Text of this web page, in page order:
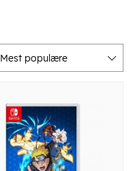
Mest populære